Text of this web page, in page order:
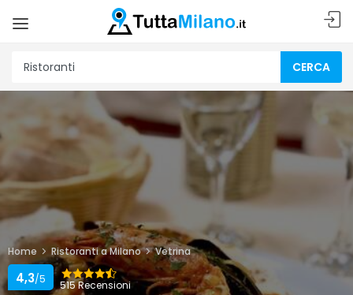
CERCA
Home Ristoranti a Milano Vetrina
515 Recensioni
4,3/5